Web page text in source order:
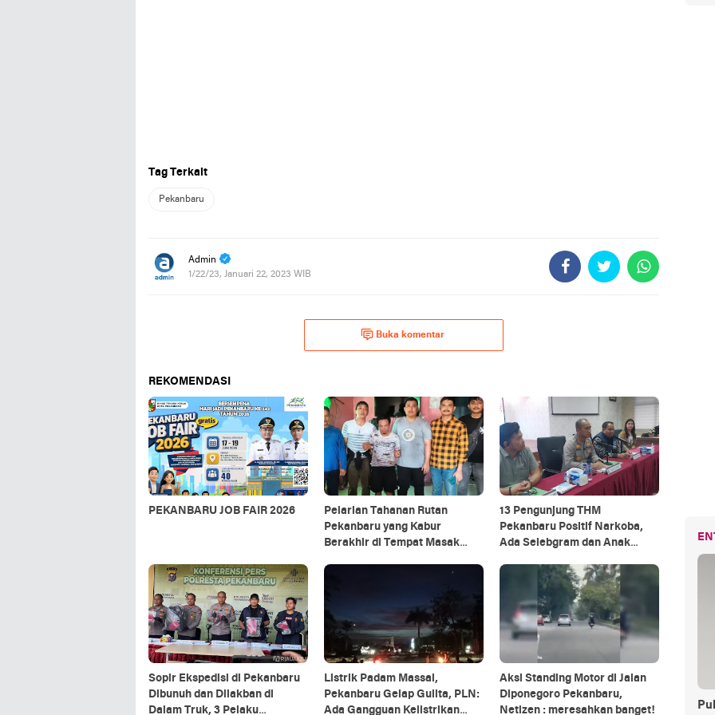
Tag Terkait
Pekanbaru
Admin
1/22/23, Januari 22, 2023 WIB
Buka komentar
REKOMENDASI
PEKANBARU JOB FAIR 2026
Pelarian Tahanan Rutan
Pekanbaru yang Kabur
Berakhir di Tempat Masak
13 Pengunjung THM
Pekanbaru Positif Narkoba,
Ada Selebgram dan Anak
Sopir Ekspedisi di Pekanbaru
Dibunuh dan Dilakban di
Dalam Truk, 3 Pelaku
Listrik Padam Massal,
Pekanbaru Gelap Gulita, PLN:
Ada Gangguan Kelistrikan
Aksi Standing Motor di Jalan
Diponegoro Pekanbaru,
Netizen : meresahkan banget!